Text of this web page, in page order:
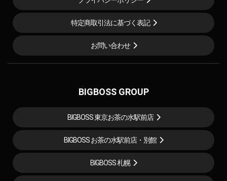
特定商取引法に基づく表記
お問い合わせ
BIGBOSS GROUP
BIGBOSS 東京お茶の水駅前店
BIGBOSS お茶の水駅前店・別館
BIGBOSS 札幌